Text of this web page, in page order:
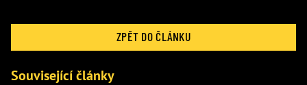
ZPĚT DO ČLÁNKU
Související články